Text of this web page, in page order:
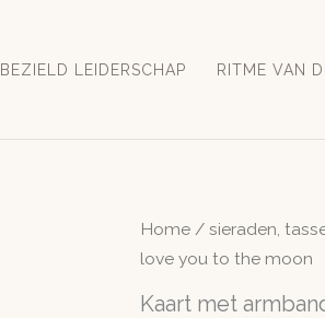
BEZIELD LEIDERSCHAP RITME VAN
Home /sieraden,
love you to the moon
Kaart met